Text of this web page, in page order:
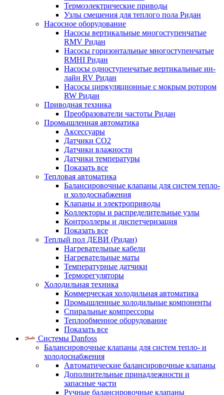
Термоэлектрические приводы
Узлы смешения для теплого пола Ридан
Насосное оборудование
Насосы вертикальные многоступенчатые
RMV Ридан
Насосы горизонтальные многоступенчатые
RMHI Ридан
Насосы одноступенчатые вертикальные ин-
лайн RV Ридан
Насосы циркуляционные с мокрым ротором
RW Ридан
Приводная техника
Преобразователи частоты Ридан
Промышленная автоматика
Аксессуары
Датчики CO2
Датчики влажности
Датчики температуры
Показать все
Тепловая автоматика
Балансировочные клапаны для систем тепло-
и холодоснабжения
Клапаны и электроприводы
Коллекторы и распределительные узлы
Контроллеры и диспетчеризация
Показать все
Теплый пол ДЕВИ (Ридан)
Нагревательные кабели
Нагревательные маты
Температурные датчики
Терморегуляторы
Холодильная техника
Коммерческая холодильная автоматика
Промышленные холодильные компоненты
Спиральные компрессоры
Теплообменное оборудование
Показать все
Системы Danfoss
Балансировочные клапаны для систем тепло- и
холодоснабжения
Автоматические балансировочные клапаны
Дополнительные принадлежности и
запасные части
Ручные балансировочные клапаны